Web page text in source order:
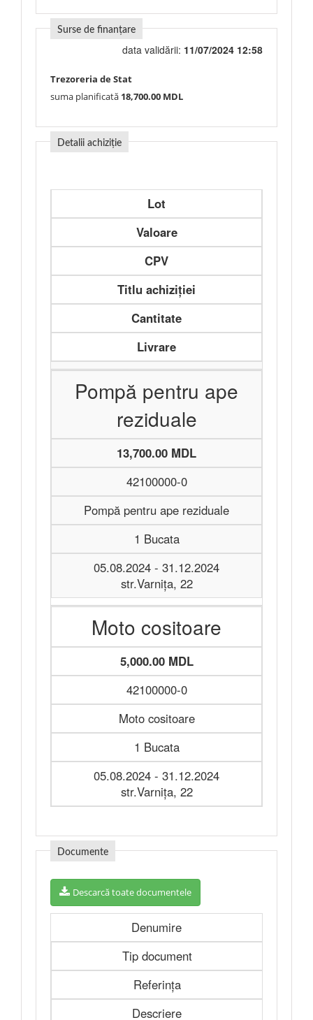
Surse de finanțare
data validării: 11/07/2024 12:58
Trezoreria de Stat
suma planificată 18,700.00 MDL
Detalii achiziție
Lot
Valoare
CPV
Titlu achiziției
Cantitate
Livrare
Pompă pentru ape
reziduale
13,700.00 MDL
42100000-0
Pompă pentru ape reziduale
1 Bucata
05.08.2024 - 31.12.2024
str.Varnița, 22
Moto cositoare
5,000.00 MDL
42100000-0
Moto cositoare
1 Bucata
05.08.2024 - 31.12.2024
str.Varnița, 22
Documente
Descarcă toate documentele
Denumire
Tip document
Referința
Descriere